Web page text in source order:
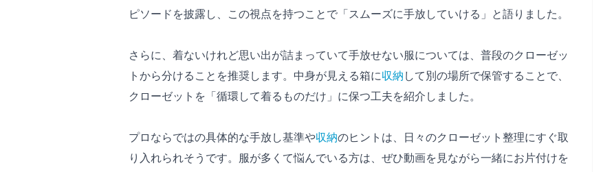
ピソードを披露し、この視点を持つことで「スムーズに手放していける」と語りました。
さらに、着ないけれど思い出が詰まっていて手放せない服については、普段のクローゼッ
トから分けることを推奨します。中身が見える箱に収納 して別の場所で保管することで、
クローゼットを「循環して着るものだけ」に保つ工夫を紹介しました。
プロならではの具体的な手放し基準や収納のヒントは、日々のクローゼット整理にすぐ取
り入れられそうです。服が多くて悩んでいる方は、ぜひ動画を見ながら一緒にお片付けを